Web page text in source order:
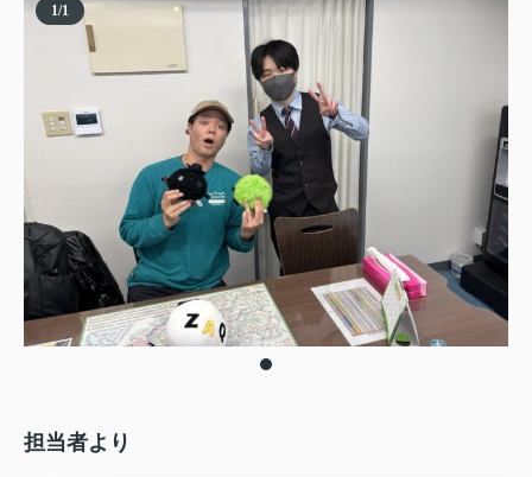
1/1
担当者より